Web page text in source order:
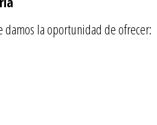
la oportunidad de ofrecer: